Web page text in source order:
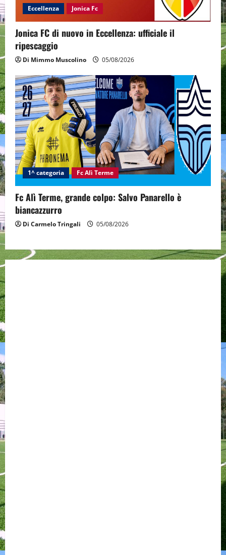
Eccellenza Jonica Fc
Jonica FC di nuovo in Eccellenza: ufficiale il
ripescaggio
Di Mimmo Muscolino 05/08/2026
1^ categoria Fc Alì Terme
Fc Alì Terme, grande colpo: Salvo Panarello è
biancazzurro
Di Carmelo Tringali 05/08/2026